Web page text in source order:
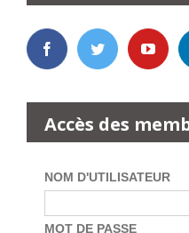
Accès des
NOM D'UTILISATEUR
MOT DE PASSE